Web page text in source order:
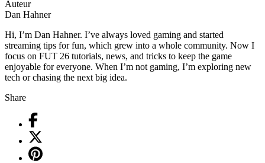
Auteur
Dan Hahner
Hi, I’m Dan Hahner. I’ve always loved gaming and started
streaming tips for fun, which grew into a whole community. Now I
focus on FUT 26 tutorials, news, and tricks to keep the game
enjoyable for everyone. When I’m not gaming, I’m exploring new
tech or chasing the next big idea.
Share